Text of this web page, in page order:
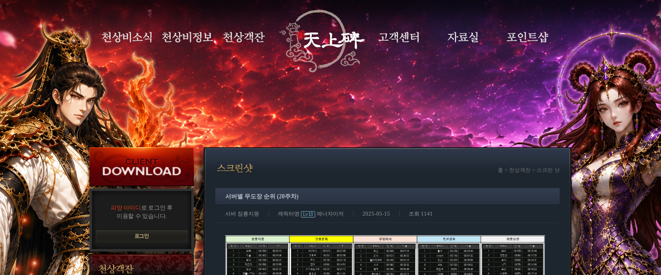
피망 아이디 로 로그인 후
이용할 수 있습니다.
홈 > 천상객잔 > 스크린 샷
서버별 무도장 순위 (20주차)
서버 잠룡지몽 캐릭터명 에너자이저 2025-05-15 조회 1141